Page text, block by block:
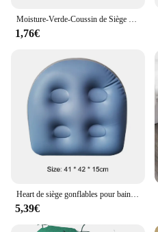
1,76€
5,39€